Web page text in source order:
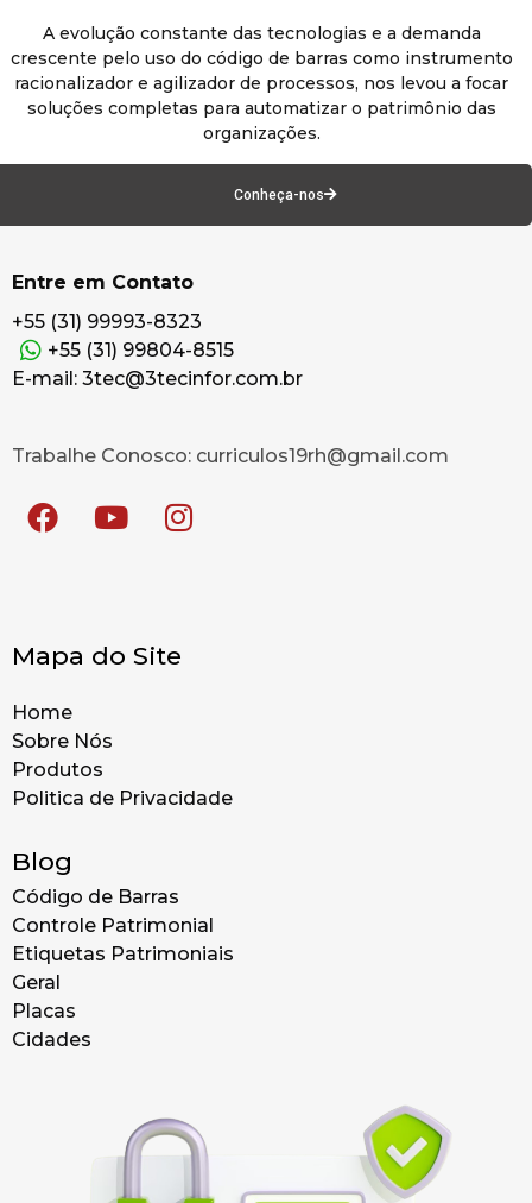
A evolução constante das tecnologias e a demanda
crescente pelo uso do código de barras como instrumento
racionalizador e agilizador de processos, nos levou a focar
soluções completas para automatizar o patrimônio das
organizações.
Conheça-nos
Entre em Contato
+55 (31) 99993-8323
+55 (31) 99804-8515
E-mail: 3tec@3tecinfor.com.br
Trabalhe Conosco: curriculos19rh@gmail.com
Mapa do Site
Home
Sobre Nós
Produtos
Politica de Privacidade
Blog
Código de Barras
Controle Patrimonial
Etiquetas Patrimoniais
Geral
Placas
Cidades